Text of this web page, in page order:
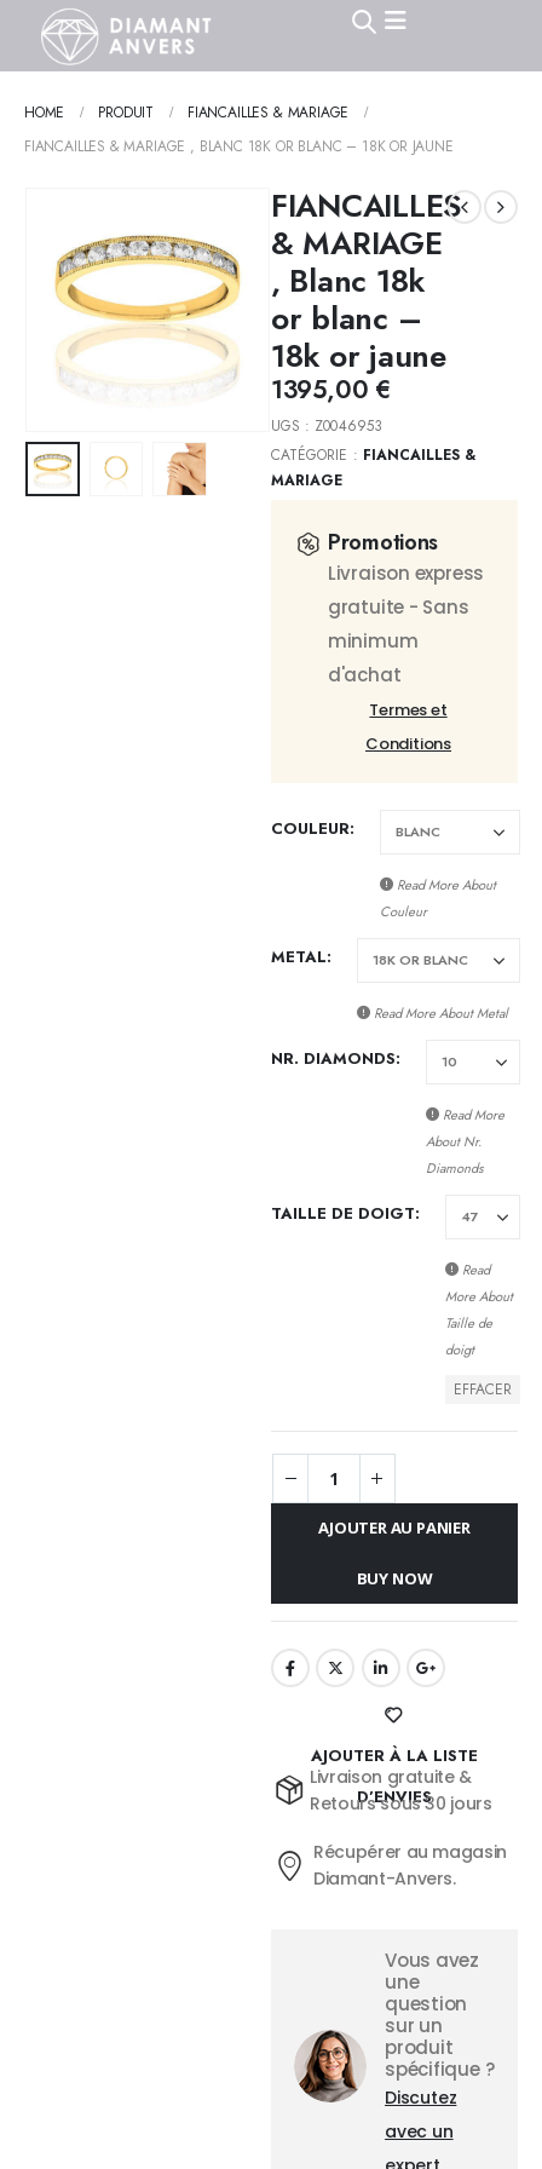
HOME PRODUIT
FIANCAILLES & MARIAGE
FIANCAILLES & MARIAGE , BLANC 18K OR BLANC – 18K OR JAUNE
FIANCAILLES
& MARIAGE
, Blanc 18k
or blanc –
18k or jaune
1395,00 €
UGS : Z0046953
CATÉGORIE : FIANCAILLES &
MARIAGE
Promotions
Livraison express
gratuite - Sans
minimum
d'achat
Termes et
Conditions
COULEUR
Read More About
Couleur
METAL
Read More AboutMetal
NR. DIAMONDS
Read More
AboutNr.
Diamonds
TAILLE DE DOIGT
Read
More About
Taille de
doigt
EFFACER
AJOUTER AU PANIER
BUY NOW
AJOUTER À LA LISTE
D’ENVIES
Livraison gratuite &
Retours sous 30 jours
Récupérer au magasin
Diamant-Anvers.
Vous avez
une
question
sur un
produit
spécifique ?
Discutez
avec un